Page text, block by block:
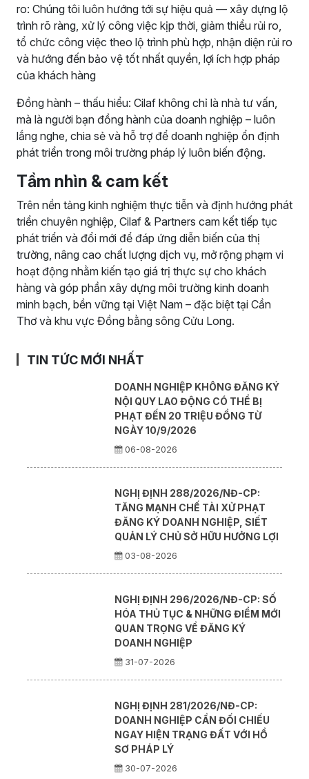
ro: Chúng tôi luôn hướng tới sự hiệu quả — xây dựng lộ
trình rõ ràng, xử lý công việc kịp thời, giảm thiểu rủi ro,
tổ chức công việc theo lộ trình phù hợp, nhận diện rủi ro
và hướng đến bảo vệ tốt nhất quyền, lợi ích hợp pháp
của khách hàng
Đồng hành – thấu hiểu: Cilaf không chỉ là nhà tư vấn,
mà là người bạn đồng hành của doanh nghiệp – luôn
lắng nghe, chia sẻ và hỗ trợ để doanh nghiệp ổn định
phát triển trong môi trường pháp lý luôn biến động.
Tầm nhìn & cam kết
Trên nền tảng kinh nghiệm thực tiễn và định hướng phát
triển chuyên nghiệp, Cilaf & Partners cam kết tiếp tục
phát triển và đổi mới để đáp ứng diễn biến của thị
trường, nâng cao chất lượng dịch vụ, mở rộng phạm vi
hoạt động nhằm kiến tạo giá trị thực sự cho khách
hàng và góp phần xây dựng môi trường kinh doanh
minh bạch, bền vững tại Việt Nam – đặc biệt tại Cần
Thơ và khu vực Đồng bằng sông Cửu Long.
TIN TỨC MỚI NHẤT
DOANH NGHIỆP KHÔNG ĐĂNG KÝ
NỘI QUY LAO ĐỘNG CÓ THỂ BỊ
PHẠT ĐẾN 20 TRIỆU ĐỒNG TỪ
NGÀY 10/9/2026
06-08-2026
NGHỊ ĐỊNH 288/2026/NĐ-CP:
TĂNG MẠNH CHẾ TÀI XỬ PHẠT
ĐĂNG KÝ DOANH NGHIỆP, SIẾT
QUẢN LÝ CHỦ SỞ HỮU HƯỞNG LỢI
03-08-2026
NGHỊ ĐỊNH 296/2026/NĐ-CP: SỐ
HÓA THỦ TỤC & NHỮNG ĐIỂM MỚI
QUAN TRỌNG VỀ ĐĂNG KÝ
DOANH NGHIỆP
31-07-2026
NGHỊ ĐỊNH 281/2026/NĐ-CP:
DOANH NGHIỆP CẦN ĐỐI CHIẾU
NGAY HIỆN TRẠNG ĐẤT VỚI HỒ
SƠ PHÁP LÝ
30-07-2026